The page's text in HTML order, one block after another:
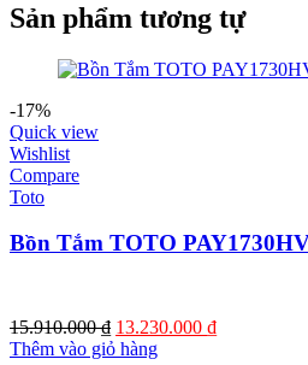
Sản phẩm tương tự
-17%
Quick view
Wishlist
Compare
Toto
Bồn Tắm TOTO
15.910.000₫ Giá
gốc
13.230.000 ₫Giá
Thêm vào giỏ hàng